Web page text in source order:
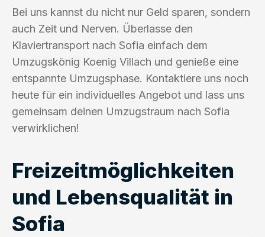
Bei uns kannst du nicht nur Geld sparen, sondern
auch Zeit und Nerven. Überlasse den
Klaviertransport nach Sofia einfach dem
Umzugskönig Koenig Villach und genieße eine
entspannte Umzugsphase. Kontaktiere uns noch
heute für ein individuelles Angebot und lass uns
gemeinsam deinen Umzugstraum nach Sofia
verwirklichen!
Freizeitmöglichkeiten
und Lebensqualität in
Sofia